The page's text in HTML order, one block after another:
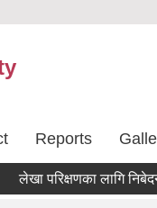
Reports
परिक्षणका लागि निबेदन पेश